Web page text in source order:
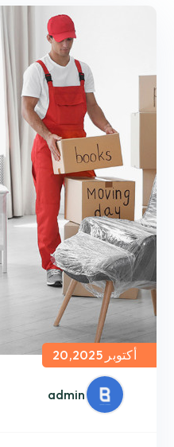
admin
أكتوبر 20,2025